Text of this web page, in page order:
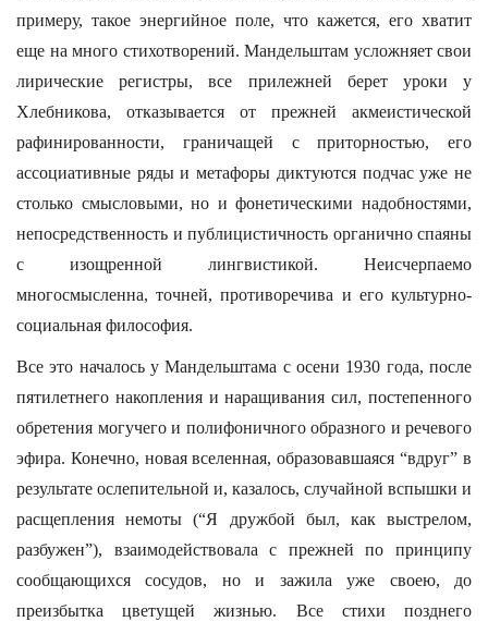
примеру, такое энергийное поле, что кажется, его хватит
еще на много стихотворений. Мандельштам усложняет свои
лирические регистры, все прилежней берет уроки у
Хлебникова, отказывается от прежней акмеистической
рафинированности, граничащей с приторностью, его
ассоциативные ряды и метафоры диктуются подчас уже не
столько смысловыми, но и фонетическими надобностями,
непосредственность и публицистичность органично спаяны
с изощренной лингвистикой. Неисчерпаемо
многосмысленна, точней, противоречива и его культурно-
социальная философия.
Все это началось у Мандельштама с осени 1930 года, после
пятилетнего накопления и наращивания сил, постепенного
обретения могучего и полифоничного образного и речевого
эфира. Конечно, новая вселенная, образовавшаяся “вдруг” в
результате ослепительной и, казалось, случайной вспышки и
расщепления немоты (“Я дружбой был, как выстрелом,
разбужен”), взаимодействовала с прежней по принципу
сообщающихся сосудов, но и зажила уже своею, до
преизбытка цветущей жизнью. Все стихи позднего